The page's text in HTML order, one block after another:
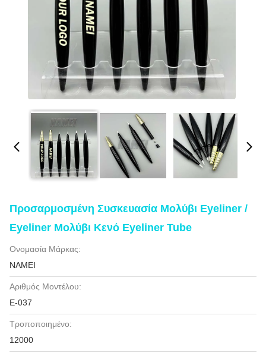
Προσαρμοσμένη Συσκευασία Μολύβι Eyeliner /
Eyeliner Μολύβι Κενό Eyeliner Tube
Ονομασία Μάρκας:
NAMEI
Αριθμός Μοντέλου:
E-037
Τροποποιημένο:
12000